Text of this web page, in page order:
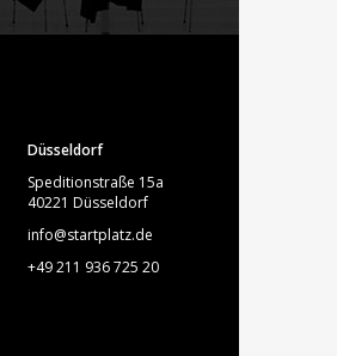
Düsseldorf
Speditionstraße 15a
40221 Düsseldorf
info@startplatz.de
+49 211 936 725 20